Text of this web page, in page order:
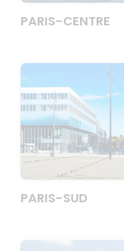
PARIS-CENTRE
PARIS-SUD